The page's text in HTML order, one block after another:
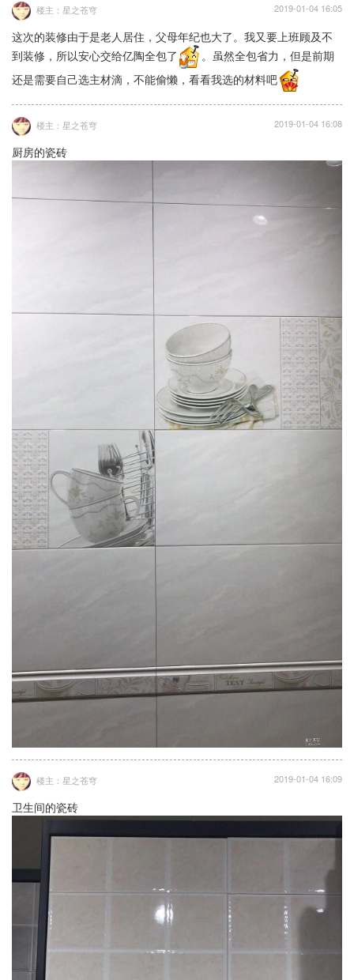
楼主：星之苍穹 2019-01-04 16:05
这次的装修由于是老人居住，父母年纪也大了。我又要上班顾及不
到装修，所以安心交给亿陶全包了
。虽然全包省力，但是前期
还是需要自己选主材滴，不能偷懒，看看我选的材料吧
楼主：星之苍穹 2019-01-04 16:08
厨房的瓷砖
楼主：星之苍穹 2019-01-04 16:09
卫生间的瓷砖